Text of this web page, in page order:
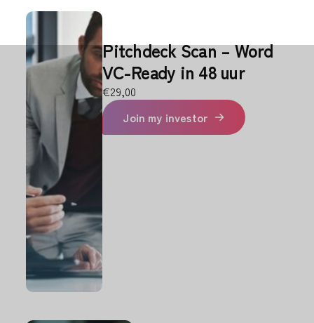
Pitchdeck Scan – Word
VC-Ready in 48 uur
€29,00
Join my investor